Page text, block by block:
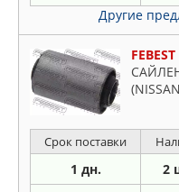
Другие
Срок поставки
1 дн. 2